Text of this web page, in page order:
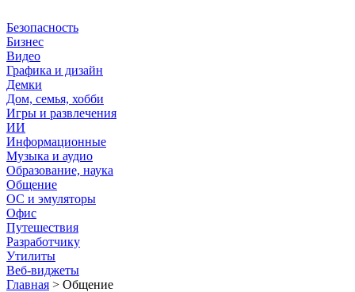
Безопасность
Бизнес
Видео
Графика и дизайн
Демки
Дом, семья, хобби
Игры и развлечения
ИИ
Информационные
Музыка и аудио
Образование, наука
Общение
ОС и эмуляторы
Офис
Путешествия
Разработчику
Утилиты
Веб-виджеты
Главная > Общение